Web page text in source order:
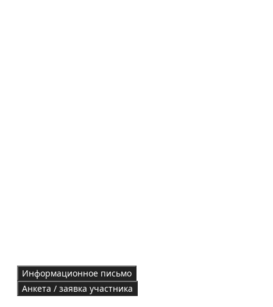
Информационное письмо
Анкета / заявка участника